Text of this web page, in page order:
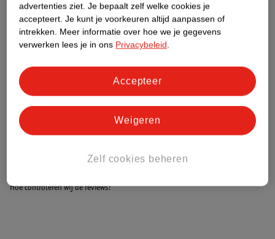
Dit product heeft (nog) geen Nature
Impact Score.
Meer informatie
Bestel & Bezorginformatie
Bekijk ook
Hoe controleren wij de reviews?
advertenties ziet. Je bepaalt zelf welke cookies je
accepteert. Je kunt je voorkeuren altijd aanpassen of
intrekken. Meer informatie over hoe we je gegevens
verwerken lees je in ons Privacybeleid.
Zelf cookies beheren
Weigeren
Accepteer